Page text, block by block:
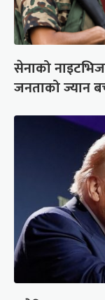
सेनाको
जनताको ज्यान